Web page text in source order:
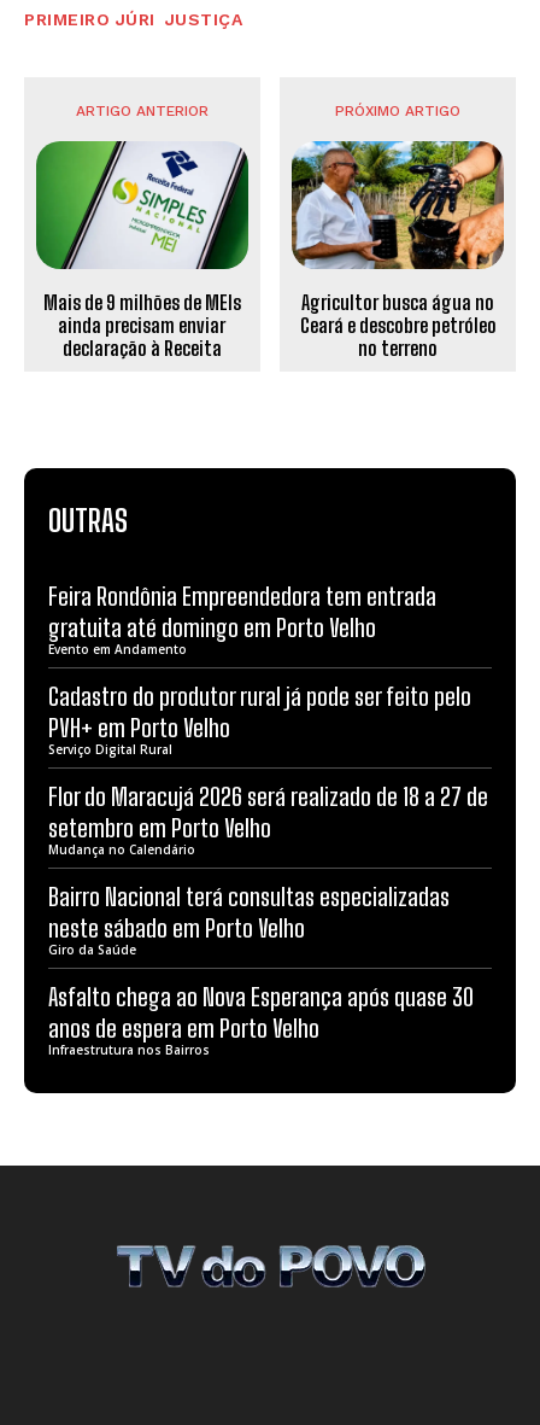
PRIMEIRO JÚRI JUSTIÇA
ARTIGO ANTERIOR
Mais de 9 milhões de MEIs
ainda precisam enviar
declaração à Receita
PRÓXIMO ARTIGO
Agricultor busca água no
Ceará e descobre petróleo
no terreno
OUTRAS
Feira Rondônia Empreendedora tem entrada
gratuita até domingo em Porto Velho
Evento em Andamento
Cadastro do produtor rural já pode ser feito pelo
PVH+ em Porto Velho
Serviço Digital Rural
Flor do Maracujá 2026 será realizado de 18 a 27 de
setembro em Porto Velho
Mudança no Calendário
Bairro Nacional terá consultas especializadas
neste sábado em Porto Velho
Giro da Saúde
Asfalto chega ao Nova Esperança após quase 30
anos de espera em Porto Velho
Infraestrutura nos Bairros